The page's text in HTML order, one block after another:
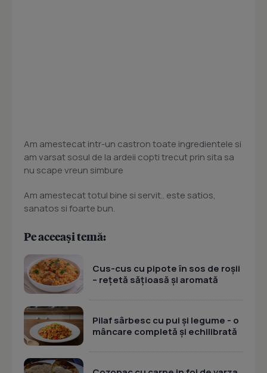
Am amestecat intr-un castron toate ingredientele si
am varsat sosul de la ardeii copti trecut prin sita sa
nu scape vreun simbure
Am amestecat totul bine si servit.. este satios,
sanatos si foarte bun.
Pe aceeași temă:
Cus-cus cu pipote în sos de roșii
– rețetă sățioasă și aromată
Pilaf sârbesc cu pui și legume - o
mâncare completă și echilibrată